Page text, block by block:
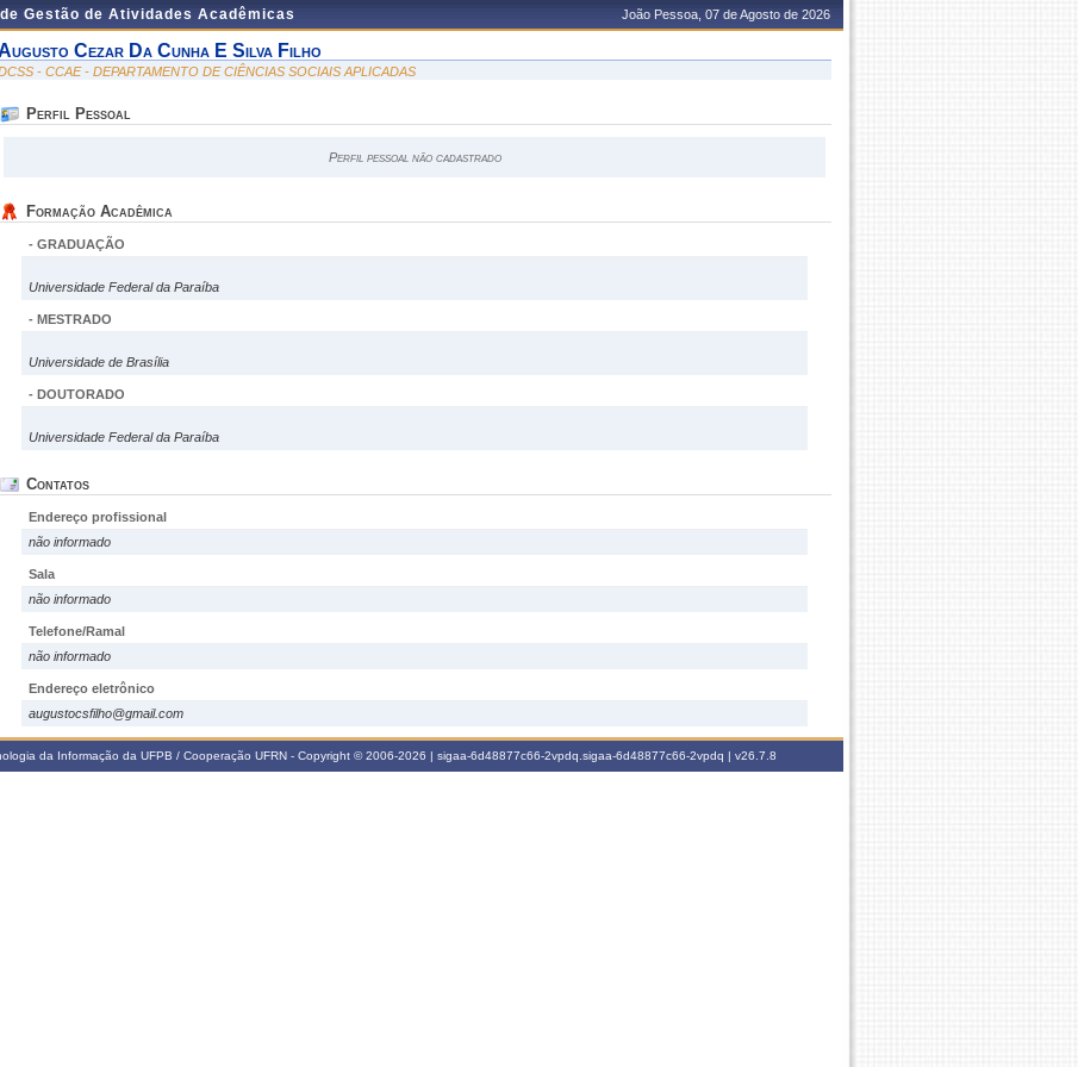
Gestão de Atividades Acadêmicas João Pessoa, 07 de Agosto de 2026
Cezar Da Cunha E Silva Filho
- CCAE - DEPARTAMENTO DE CIÊNCIAS SOCIAIS APLICADAS
Perfil Pessoal
Perfil pessoal não cadastrado
Formação Acadêmica
- GRADUAÇÃO
Universidade Federal da Paraíba
- MESTRADO
Universidade de Brasília
- DOUTORADO
Universidade Federal da Paraíba
Contatos
Endereço profissional
não informado
Sala
não informado
Telefone/Ramal
não informado
Endereço eletrônico
augustocsfilho@gmail.com
da Informação da UFPB / Cooperação UFRN - Copyright © 2006-2026 | sigaa-6d48877c66-2vpdq.sigaa-6d48877c66-2vpdq | v26.7.8